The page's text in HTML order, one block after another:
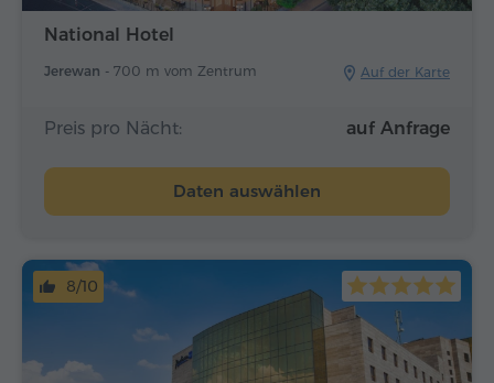
National Hotel
Jerewan - 700 m vom Zentrum Auf der Karte
Preis pro Nächt: auf Anfrage
Daten auswählen
8/10